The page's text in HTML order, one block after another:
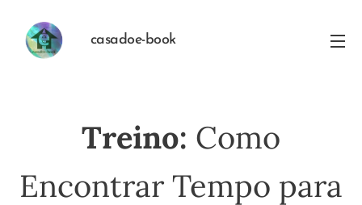
casadoe-book
Treino: Como
Encontrar Tempo para